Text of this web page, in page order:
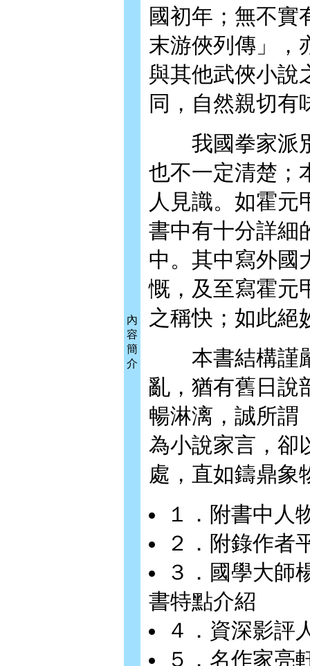
內
容
簡
介
國初年；無不實
末游俠列傳」，
與其他武俠小說
同，自然親切有
我國拳家派別
也不一定清楚；
人見識。如霍元
書中有十分詳細
中。其中寫外國
慨，及至寫霍元
之稱快；如此絕
本書結構謹嚴
亂，猶有舊日說
暢淋漓，誠所謂
為小說家言，卻
處，直如鑄鼎象
１．附書中人
２．附錄作者
３．國學大師
書特點介紹
４．資深影評
５．名作家亮